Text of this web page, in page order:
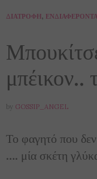
ΔΙΑΤΡΟΦΉ, ΕΝΔΙΑΦΈΡΟΝΤΑ
μπέικον..
by GOSSIP_ANGEL
Το φαγητό που
…. μία σκέτη